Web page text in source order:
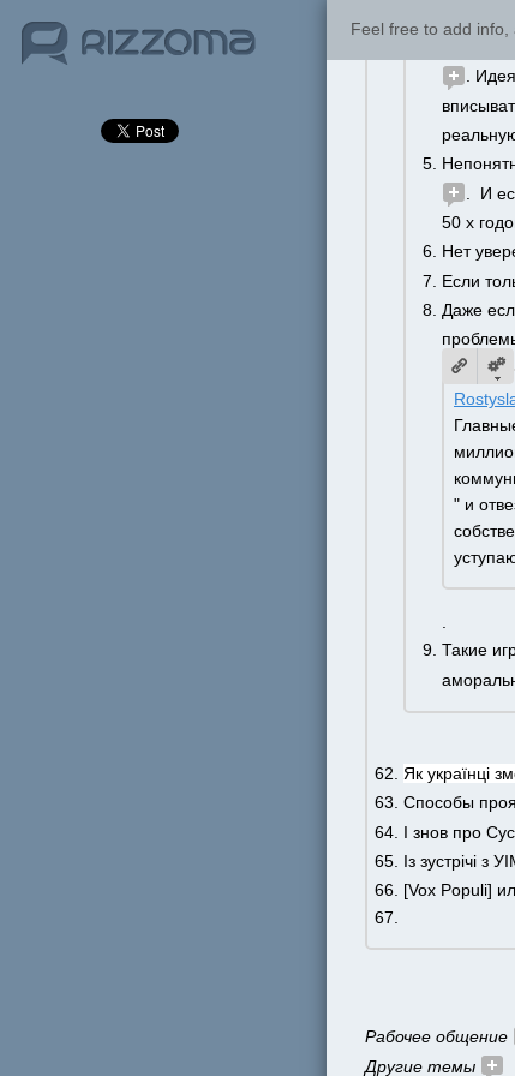
Feel free to add
В игре
.
.  И
50 х
Нет
Если
Даже
" и
.
Такие
Як українці
Способы
І знов про
Із зустрічі з
[Vox Populi]
Рабочее общение
Другие темы